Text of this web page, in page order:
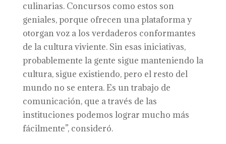
culinarias. Concursos como estos son
geniales, porque ofrecen una plataforma y
otorgan voz a los verdaderos conformantes
de la cultura viviente. Sin esas iniciativas,
probablemente la gente sigue manteniendo la
cultura, sigue existiendo, pero el resto del
mundo no se entera. Es un trabajo de
comunicación, que a través de las
instituciones podemos lograr mucho más
fácilmente”, consideró.